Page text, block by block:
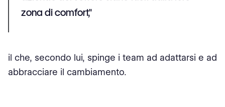
zona di comfort,"
il che, secondo lui, spinge i team ad adattarsi e ad
abbracciare il cambiamento.